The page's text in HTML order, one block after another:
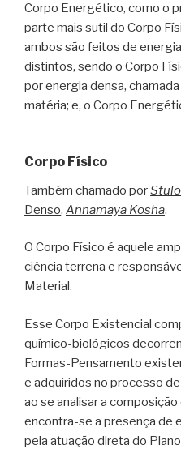
Corpo Energético, como o
parte mais sutil do Corpo
ambos são feitos de
distintos, sendo o Corpo
por energia densa,
matéria; e, o Corpo
Corpo Físico
Também chamado por
Denso, Annamaya Kosha.
O Corpo Físico é aquele
ciência terrena e
Material.
Esse Corpo Existencial
químico-biológicos
Formas-Pensamento
e adquiridos no processo
ao se analisar a
encontra-se a presença de
pela atuação direta do